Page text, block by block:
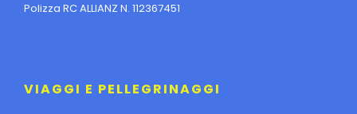
Polizza RC ALLIANZ N. 112367451
VIAGGI E PELLEGRINAGGI